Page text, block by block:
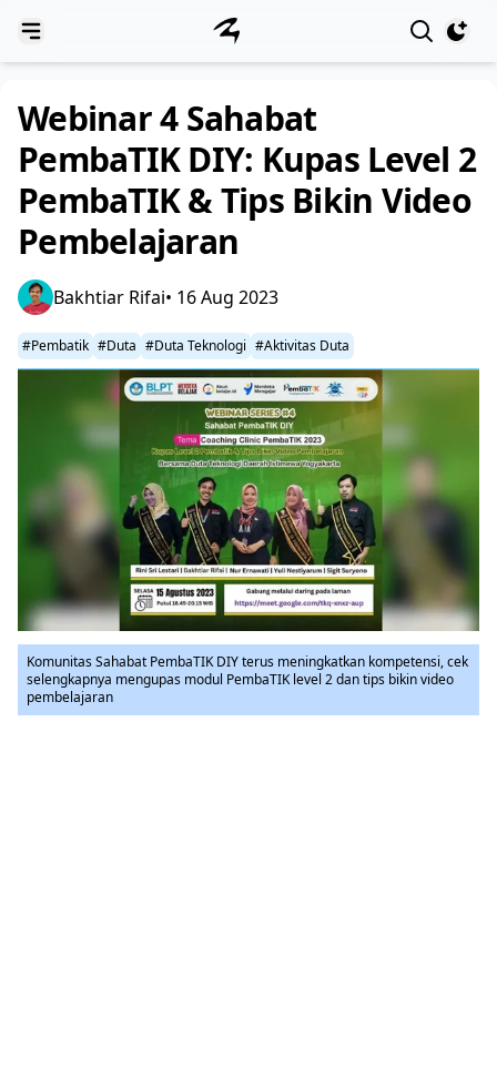
View
Webinar 4 Sahabat
PembaTIK DIY: Kupas Level 2
PembaTIK & Tips Bikin Video
Pembelajaran
Bakhtiar Rifai• 16 Aug 2023
#Pembatik #Duta #Duta Teknologi #Aktivitas Duta
Komunitas Sahabat PembaTIK DIY terus meningkatkan kompetensi, cek
selengkapnya mengupas modul PembaTIK level 2 dan tips bikin video
pembelajaran